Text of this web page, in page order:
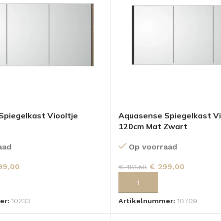
Viooltje
10233
Aquasense Spiegelkast
120cm Mat Zwart
Op voorraad
€481,58 € 299,00
TOEVOEGEN AAN
Artikelnummer: 10709